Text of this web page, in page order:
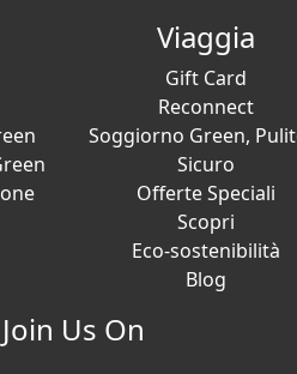
Viaggia
Gift Card
Reconnect
Soggiorno Green,
Sicuro
Offerte Speciali
Scopri
Eco-sostenibilità
Blog
Join Us On